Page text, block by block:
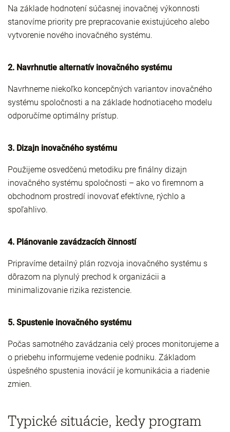
Na základe hodnotení súčasnej inovačnej výkonnosti
stanovíme priority pre prepracovanie existujúceho alebo
vytvorenie nového inovačného systému.
2. Navrhnutie alternatív inovačného systému
Navrhneme niekoľko koncepčných variantov inovačného
systému spoločnosti a na základe hodnotiaceho modelu
odporučíme optimálny prístup.
3. Dizajn inovačného systému
Použijeme osvedčenú metodiku pre finálny dizajn
inovačného systému spoločnosti – ako vo firemnom a
obchodnom prostredí inovovať efektívne, rýchlo a
spoľahlivo.
4. Plánovanie zavádzacích činností
Pripravíme detailný plán rozvoja inovačného systému s
dôrazom na plynulý prechod k organizácii a
minimalizovanie rizika rezistencie.
5. Spustenie inovačného systému
Počas samotného zavádzania celý proces monitorujeme a
o priebehu informujeme vedenie podniku. Základom
úspešného spustenia inovácií je komunikácia a riadenie
zmien.
Typické situácie, kedy program